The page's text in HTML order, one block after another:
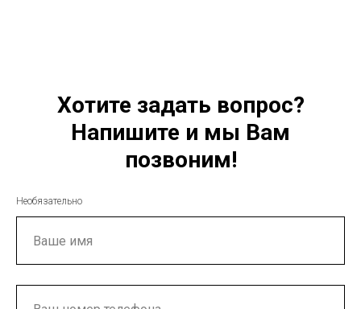
Хотите задать вопрос?
Напишите и мы Вам
позвоним!
Необязательно